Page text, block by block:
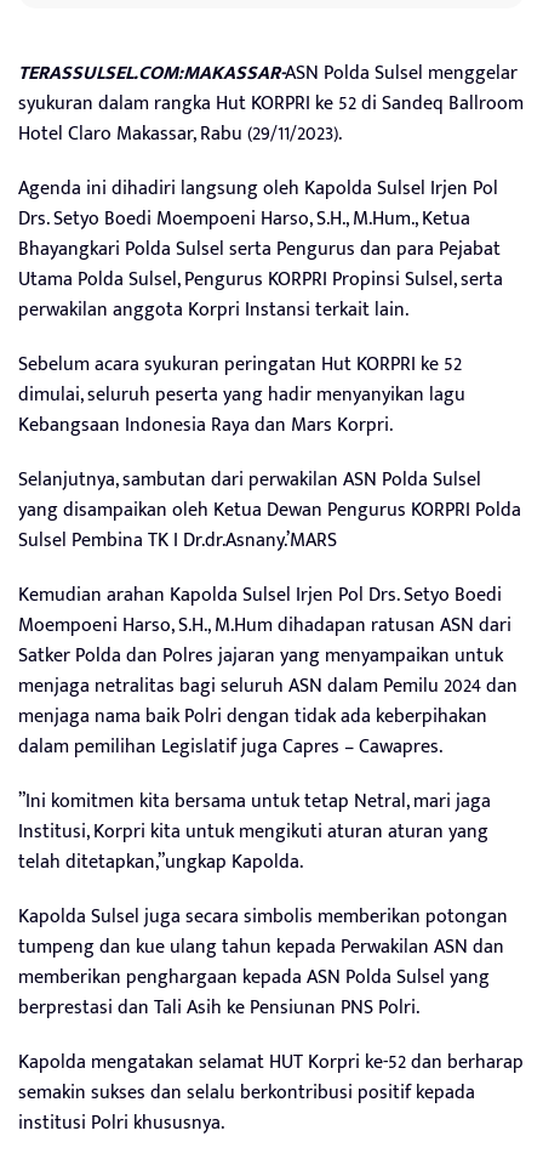
TERASSULSEL.COM:MAKASSAR-ASN Polda Sulsel menggelar
syukuran dalam rangka Hut KORPRI ke 52 di Sandeq Ballroom
Hotel Claro Makassar, Rabu (29/11/2023).
Agenda ini dihadiri langsung oleh Kapolda Sulsel Irjen Pol
Drs. Setyo Boedi Moempoeni Harso, S.H., M.Hum., Ketua
Bhayangkari Polda Sulsel serta Pengurus dan para Pejabat
Utama Polda Sulsel, Pengurus KORPRI Propinsi Sulsel, serta
perwakilan anggota Korpri Instansi terkait lain.
Sebelum acara syukuran peringatan Hut KORPRI ke 52
dimulai, seluruh peserta yang hadir menyanyikan lagu
Kebangsaan Indonesia Raya dan Mars Korpri.
Selanjutnya, sambutan dari perwakilan ASN Polda Sulsel
yang disampaikan oleh Ketua Dewan Pengurus KORPRI Polda
Sulsel Pembina TK I Dr.dr.Asnany.’MARS
Kemudian arahan Kapolda Sulsel Irjen Pol Drs. Setyo Boedi
Moempoeni Harso, S.H., M.Hum dihadapan ratusan ASN dari
Satker Polda dan Polres jajaran yang menyampaikan untuk
menjaga netralitas bagi seluruh ASN dalam Pemilu 2024 dan
menjaga nama baik Polri dengan tidak ada keberpihakan
dalam pemilihan Legislatif juga Capres – Cawapres.
”Ini komitmen kita bersama untuk tetap Netral, mari jaga
Institusi, Korpri kita untuk mengikuti aturan aturan yang
telah ditetapkan,”ungkap Kapolda.
Kapolda Sulsel juga secara simbolis memberikan potongan
tumpeng dan kue ulang tahun kepada Perwakilan ASN dan
memberikan penghargaan kepada ASN Polda Sulsel yang
berprestasi dan Tali Asih ke Pensiunan PNS Polri.
Kapolda mengatakan selamat HUT Korpri ke-52 dan berharap
semakin sukses dan selalu berkontribusi positif kepada
institusi Polri khususnya.